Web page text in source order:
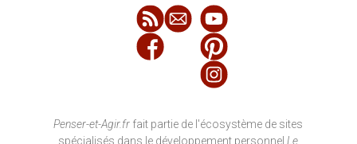
Penser-et-Agir.fr fait partie de l'écosystème de sites
spécialisés dans le développement personnelLe